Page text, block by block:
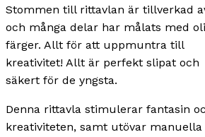
Stommen till rittavlan är tillverkad
och många delar har målats med
färger. Allt för att uppmuntra till
kreativitet! Allt är perfekt slipat och
säkert för de yngsta.
Denna rittavla stimulerar fantasin
kreativiteten, samt utövar manuella